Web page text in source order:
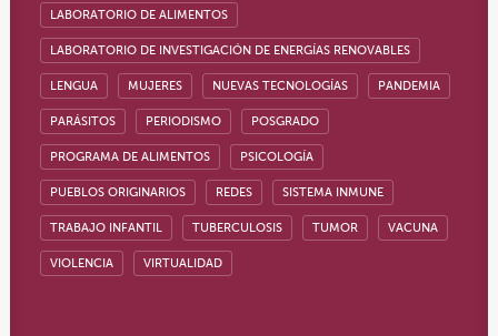
LABORATORIO DE ALIMENTOS
LABORATORIO DE INVESTIGACIÓN DE ENERGÍAS RENOVABLES
LENGUA MUJERES NUEVAS TECNOLOGÍAS PANDEMIA
PARÁSITOS PERIODISMO POSGRADO
PROGRAMA DE ALIMENTOS PSICOLOGÍA
PUEBLOS ORIGINARIOS REDES SISTEMA INMUNE
TRABAJO INFANTIL TUBERCULOSIS TUMOR VACUNA
VIOLENCIA VIRTUALIDAD